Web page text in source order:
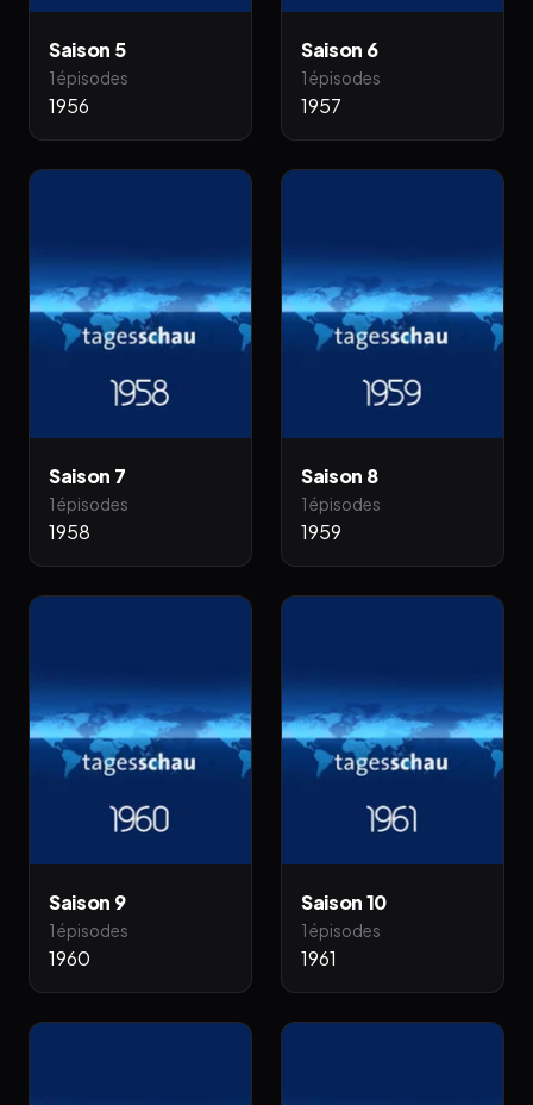
Saison 5
1 épisodes
1956
Saison 6
1 épisodes
1957
Saison 7
1 épisodes
1958
Saison 8
1 épisodes
1959
Saison 9
1 épisodes
1960
Saison 10
1 épisodes
1961